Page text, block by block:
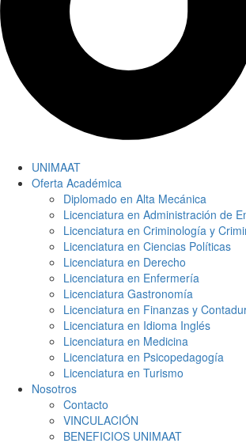
UNIMAAT
Oferta Académica
Diplomado en Alta Mecánica
Licenciatura en Administración de
Licenciatura en Criminología y
Licenciatura en Ciencias Políticas
Licenciatura en Derecho
Licenciatura en Enfermería
Licenciatura Gastronomía
Licenciatura en Finanzas y
Licenciatura en Idioma Inglés
Licenciatura en Medicina
Licenciatura en Psicopedagogía
Licenciatura en Turismo
Nosotros
Contacto
VINCULACIÓN
BENEFICIOS UNIMAAT